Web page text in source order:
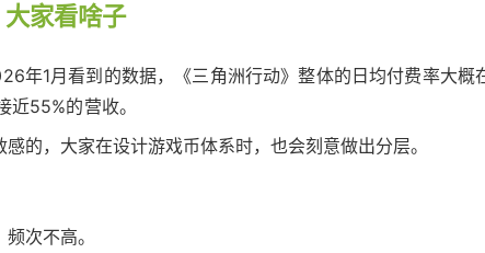
大家看啥子
年1月看到的数据，《三角洲行动》整体的日均付费率大概
55%的营收。
的，大家在设计游戏币体系时，也会刻意做出分层。
次不高。